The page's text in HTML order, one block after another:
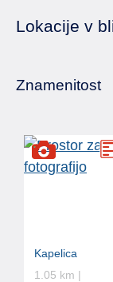
Lokacije v
Znamenitost
Kapelica
1.05 km |